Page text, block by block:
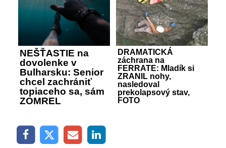
NEŠŤASTIE na
dovolenke v
Bulharsku: Senior
chcel zachrániť
topiaceho sa, sám
ZOMREL
DRAMATICKÁ
záchrana na
FERRATE: Mladík si
ZRANIL nohy,
nasledoval
prekolapsový stav,
FOTO